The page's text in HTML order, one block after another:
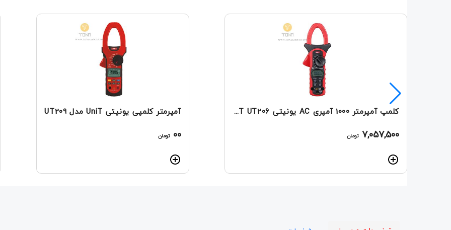
کلمپ آمپرمتر 1000 آمپری AC یونیتی UNI-T UT206
7,057,500 تومان
آمپرمتر کلمپی یونیتی UniT مدل UT209
00 تومان